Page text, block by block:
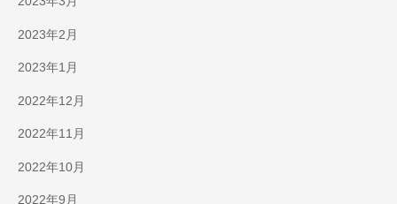
2023年2月
2023年1月
2022年12月
2022年11月
2022年10月
2022年9月